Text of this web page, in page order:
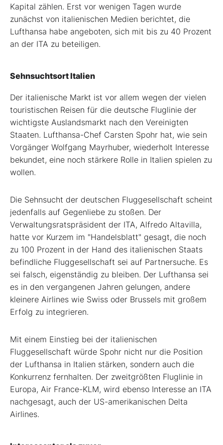
Kapital zählen. Erst vor wenigen Tagen wurde
zunächst von italienischen Medien berichtet, die
Lufthansa habe angeboten, sich mit bis zu 40 Prozent
an der ITA zu beteiligen.
Sehnsuchtsort Italien
Der italienische Markt ist vor allem wegen der vielen
touristischen Reisen für die deutsche Fluglinie der
wichtigste Auslandsmarkt nach den Vereinigten
Staaten. Lufthansa-Chef Carsten Spohr hat, wie sein
Vorgänger Wolfgang Mayrhuber, wiederholt Interesse
bekundet, eine noch stärkere Rolle in Italien spielen zu
wollen.
Die Sehnsucht der deutschen Fluggesellschaft scheint
jedenfalls auf Gegenliebe zu stoßen. Der
Verwaltungsratspräsident der ITA, Alfredo Altavilla,
hatte vor Kurzem im "Handelsblatt" gesagt, die noch
zu 100 Prozent in der Hand des italienischen Staats
befindliche Fluggesellschaft sei auf Partnersuche. Es
sei falsch, eigenständig zu bleiben. Der Lufthansa sei
es in den vergangenen Jahren gelungen, andere
kleinere Airlines wie Swiss oder Brussels mit großem
Erfolg zu integrieren.
Mit einem Einstieg bei der italienischen
Fluggesellschaft würde Spohr nicht nur die Position
der Lufthansa in Italien stärken, sondern auch die
Konkurrenz fernhalten. Der zweitgrößten Fluglinie in
Europa, Air France-KLM, wird ebenso Interesse an ITA
nachgesagt, auch der US-amerikanischen Delta
Airlines.